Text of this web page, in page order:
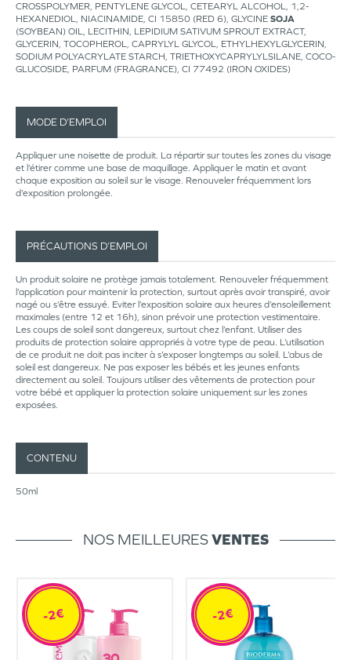
CROSSPOLYMER, PENTYLENE GLYCOL, CETEARYL ALCOHOL, 1,2-
HEXANEDIOL, NIACINAMIDE, CI 15850 (RED 6), GLYCINE SOJA
(SOYBEAN) OIL, LECITHIN, LEPIDIUM SATIVUM SPROUT EXTRACT,
GLYCERIN, TOCOPHEROL, CAPRYLYL GLYCOL, ETHYLHEXYLGLYCERIN,
SODIUM POLYACRYLATE STARCH, TRIETHOXYCAPRYLYLSILANE, COCO-
GLUCOSIDE, PARFUM (FRAGRANCE), CI 77492 (IRON OXIDES)
MODE D’EMPLOI
Appliquer une noisette de produit. La répartir sur toutes les zones du visage
et l’étirer comme une base de maquillage. Appliquer le matin et avant
chaque exposition au soleil sur le visage. Renouveler fréquemment lors
d’exposition prolongée.
PRÉCAUTIONS D’EMPLOI
Un produit solaire ne protège jamais totalement. Renouveler fréquemment
l’application pour maintenir la protection, surtout après avoir transpiré, avoir
nagé ou s’être essuyé. Eviter l’exposition solaire aux heures d’ensoleillement
maximales (entre 12 et 16h), sinon prévoir une protection vestimentaire.
Les coups de soleil sont dangereux, surtout chez l’enfant. Utiliser des
produits de protection solaire appropriés à votre type de peau. L’utilisation
de ce produit ne doit pas inciter à s’exposer longtemps au soleil. L’abus de
soleil est dangereux. Ne pas exposer les bébés et les jeunes enfants
directement au soleil. Toujours utiliser des vêtements de protection pour
votre bébé et appliquer la protection solaire uniquement sur les zones
exposées.
CONTENU
50ml
NOS MEILLEURESVENTES
-2€ -2€